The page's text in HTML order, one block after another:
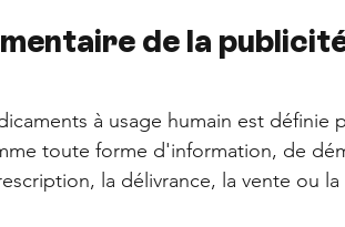
de la
à usage humain est définie
toute forme d'information, de
la délivrance, la vente ou